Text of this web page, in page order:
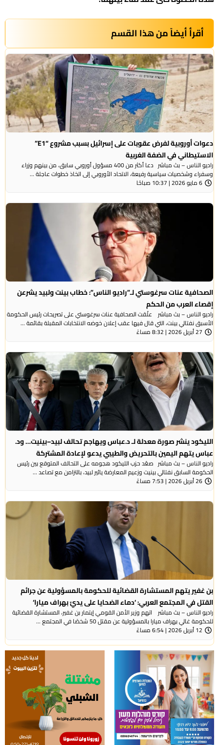
أقرأ أيضاً من هذا القسم
دعوات أوروبية لفرض عقوبات على إسرائيل بسبب مشروع “E1”
الاستيطاني في الضفة الغربية
راديو الناس – بث مباشر دعا أكثر من 400 مسؤول أوروبي سابق، من بينهم وزراء
وسفراء وشخصيات سياسية رفيعة، الاتحاد الأوروبي إلى اتخاذ خطوات عاجلة ...
6 مايو 2026 | 10:37 صباحًا
الصحافية عنات سرغوستي لـ”راديو الناس”: خطاب بينت ولبيد يشرعن
إقصاء العرب من الحكم
راديو الناس – بث مباشر علّقت الصحافية عنات سرغوستي على تصريحات رئيس الحكومة
الأسبق نفتالي بينت، التي قال فيها عقب إعلان خوضه الانتخابات المقبلة بقائمة ...
27 أبريل 2026 | 8:32 مساءً
الليكود ينشر صورة معدلة لـ د.عباس ويهاجم تحالف لبيد–بينيت… ود.
عباس يتهم اليمين بالتحريض والطيبي يدعو لإعادة المشتركة
راديو الناس – بث مباشر صعّد حزب الليكود هجومه على التحالف المتوقع بين رئيس
الحكومة السابق نفتالي بينيت وزعيم المعارضة يائير لبيد، بالتزامن مع تصاعد ...
26 أبريل 2026 | 7:53 مساءً
بن غفير يتهم المستشارة القضائية للحكومة بالمسؤولية عن جرائم
القتل في المجتمع العربي: ‘دماء الضحايا على يديّ بهراف ميارا‘
راديو الناس – بث مباشر اتهم وزير الأمن القومي إيتمار بن غفير، المستشارة القضائية
للحكومة غالي بهراف ميارا بالمسؤولية عن مقتل 50 شخصًا في المجتمع ...
12 أبريل 2026 | 6:54 مساءً